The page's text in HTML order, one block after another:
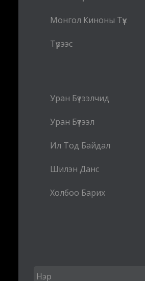
Монгол Киноны Түүх
Түрээс
Уран Бүтээлчид
Уран Бүтээл
Ил Тод Байдал
Шилэн Данс
Холбоо Барих